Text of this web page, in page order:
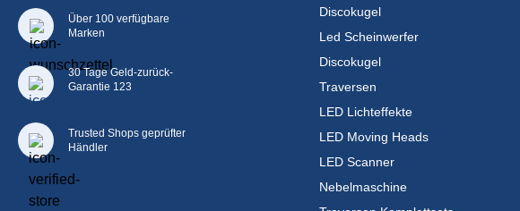
Über 100 verfügbare
Marken
30 Tage Geld-zurück-
Garantie 123
Trusted Shops geprüfter
Händler
Discokugel
Led Scheinwerfer
Discokugel
Traversen
LED Lichteffekte
LED Moving Heads
LED Scanner
Nebelmaschine